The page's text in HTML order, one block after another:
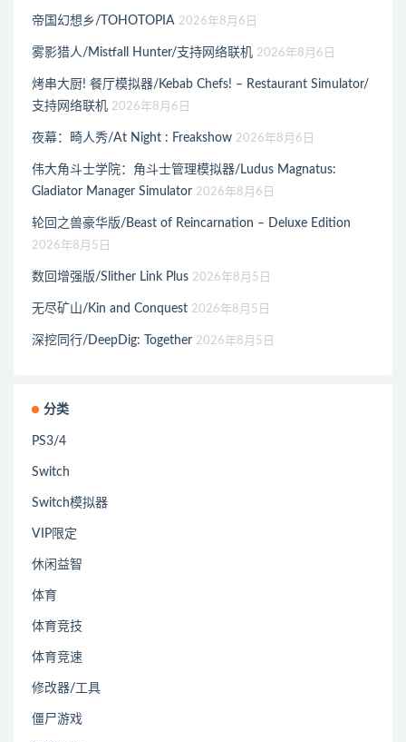
帝国幻想乡/TOHOTOPIA 2026年8月6日
雾影猎人/Mistfall Hunter/支持网络联机 2026年8月6日
烤串大厨! 餐厅模拟器/Kebab Chefs! – Restaurant Simulator/
支持网络联机 2026年8月6日
夜幕：畸人秀/At Night : Freakshow 2026年8月6日
伟大角斗士学院：角斗士管理模拟器/Ludus Magnatus:
Gladiator Manager Simulator 2026年8月6日
轮回之兽豪华版/Beast of Reincarnation – Deluxe Edition
2026年8月5日
数回增强版/Slither Link Plus 2026年8月5日
无尽矿山/Kin and Conquest 2026年8月5日
深挖同行/DeepDig: Together 2026年8月5日
分类
PS3/4
Switch
Switch模拟器
VIP限定
休闲益智
体育
体育竞技
体育竞速
修改器/工具
僵尸游戏